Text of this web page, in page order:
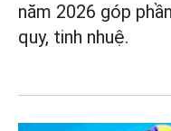
năm 2026 góp
quy, tinh nhuệ.